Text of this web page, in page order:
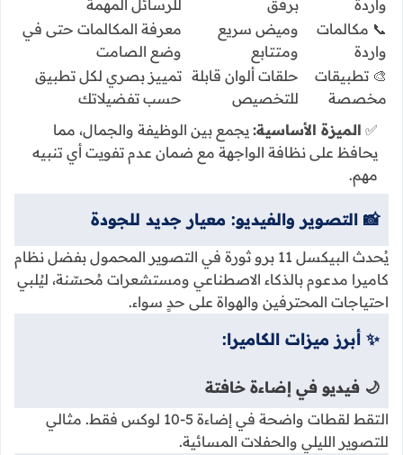
واردة برفق
للرسائل المهمة
📞 مكالمات
واردة
وميض سريع
ومتتابع
معرفة المكالمات حتى في
وضع الصامت
🎨 تطبيقات
مخصصة
حلقات ألوان قابلة
للتخصيص
تمييز بصري لكل تطبيق
حسب تفضيلاتك
✅ الميزة الأساسية: يجمع بين الوظيفة والجمال، مما
يحافظ على نظافة الواجهة مع ضمان عدم تفويت أي تنبيه
مهم.
📸 التصوير والفيديو: معيار جديد للجودة
يُحدث البيكسل 11 برو ثورة في التصوير المحمول بفضل نظام
كاميرا مدعوم بالذكاء الاصطناعي ومستشعرات مُحسّنة، ليُلبي
احتياجات المحترفين والهواة على حدٍ سواء.
✨ أبرز ميزات الكاميرا:
🌙 فيديو في إضاءة خافتة
التقط لقطات واضحة في إضاءة 5-10 لوكس فقط. مثالي
للتصوير الليلي والحفلات المسائية.